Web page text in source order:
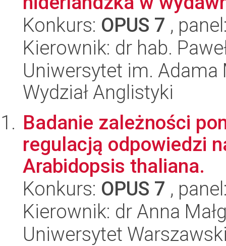
Konkurs: OPUS 7 ,
Kierownik: dr hab.
Uniwersytet im.
Wydział Anglistyki
Badanie zależności
regulacją odpowiedzi
Arabidopsis thaliana.
Konkurs: OPUS 7 ,
Kierownik: dr Anna
Uniwersytet